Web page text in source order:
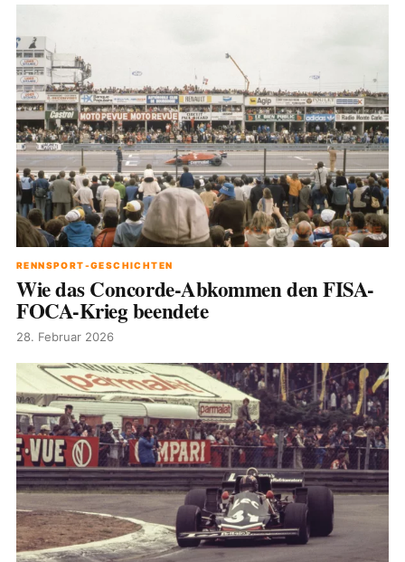
RENNSPORT-GESCHICHTEN
Wie das Concorde-Abkommen den FISA-
FOCA-Krieg beendete
28. Februar 2026